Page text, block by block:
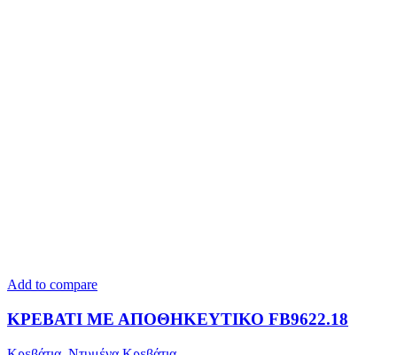
Add to compare
ΚΡΕΒΑΤΙ ΜΕ ΑΠΟΘΗΚΕΥΤΙΚΟ FB9622.18